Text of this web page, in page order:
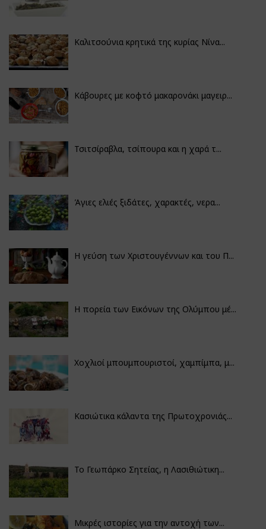
Καλιτσούνια κρητικά της κυρίας Νίνα...
Κάβουρες με κοφτό μακαρονάκι μαγειρ...
Τσιτσίραβλα, τσίπουρα και η χαρά τ...
Άγιες ελιές ξιδάτες, χαρακτές, νερα...
Η γεύση των Χριστουγέννων και του Π...
Η πορεία των Εικόνων της Ολύμπου μέ...
Χοχλιοί μπουμπουριστοί, χαμπίμπα, μ...
Κασιώτικα κάλαντα της Πρωτοχρονιάς...
Το Γεωπάρκο Σητείας, η Λασιθιώτικη...
Μικρές ιστορίες για την αντοχή των...